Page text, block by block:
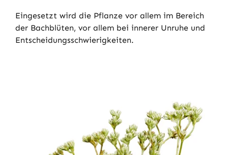
Eingesetzt wird die Pflanze vor allem im Bereich
der Bachblüten, vor allem bei innerer Unruhe und
Entscheidungsschwierigkeiten.